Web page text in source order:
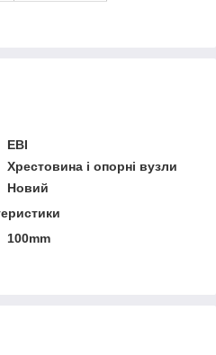
EBI
Хрестовина і опорні вузли
Новий
100mm